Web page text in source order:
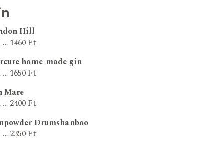
Hill
… 1460 Ft
home-made gin
… 1650 Ft
Mare
… 2400 Ft
Drumshanboo
… 2350 Ft